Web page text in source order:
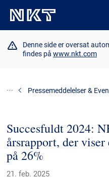
Produkter og
Presse & Events
Om os
Denne side er oversat
findes på www.nkt.com
Succesfuldt 2024:
årsrapport, der
på 26%
21. feb. 2025
Pressemeddelelser &